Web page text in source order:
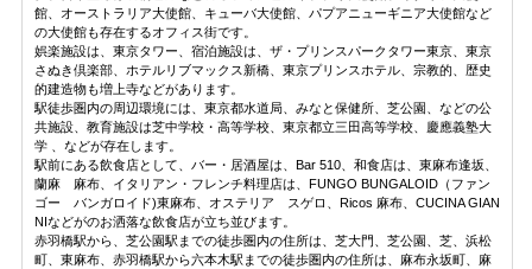
館、オーストラリア大使館、キューバ大使館、パプアニューギニア大使館など
の大使館も存在するオフィス街です。
娯楽施設は、東京タワー、宿泊施設は、ザ・プリンスパークタワー東京、東京
さぬき倶楽部、ホテルリブマックス新橋、東京プリンスホテル、宗教的、歴史
的建造物も増上寺などがあります。
駅徒歩圏内の周辺環境には、東京都水道局、みなと保健所、芝公園、などの公
共施設、教育施設は芝中学校・高等学校、東京都立三田高等学校、慶應義塾大
学 、などが存在します。
駅前にある飲食店として、バー・居酒屋は、Bar 510、和食店は、東麻布逢坂、
蘭麻 麻布、イタリアン・フレンチ料理店は、FUNGO BUNGALOID（ファン
ゴー バンガロイド)東麻布、オステリア スゲロ、Ricos 麻布、CUCINA GIAN
NIなどがのお洒落な飲食店が立ち並びます。
赤羽橋駅から、芝公園駅までの徒歩圏内の住所は、芝大門、芝公園、芝、浜松
町、東麻布、赤羽橋駅から六本木駅までの徒歩圏内の住所は、麻布永坂町、麻